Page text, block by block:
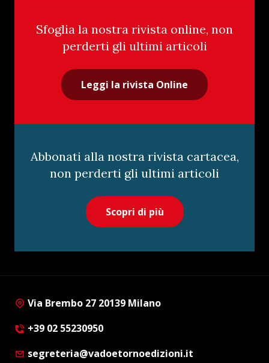
Sfoglia la nostra rivista online, non
perderti gli ultimi articoli
Leggi la rivista Online
Abbonati alla nostra rivista cartacea,
non perderti gli ultimi articoli
Scopri di più
Via Brembo 27 20139 Milano
+39 02 55230950
segreteria@vadoetornoedizioni.it